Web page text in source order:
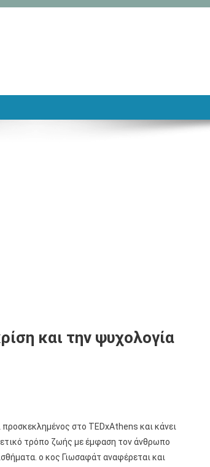
και την ψυχολογία
στο TEDxAthens και κάνει
τρόπο ζωής με έμφαση τον άνθρωπο
ο κος Γιωσαφάτ αναφέρεται και